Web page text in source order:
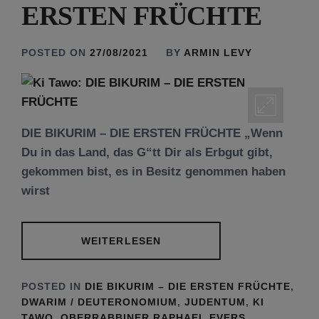
ERSTEN FRÜCHTE
POSTED ON 27/08/2021 BY ARMIN LEVY
DIE BIKURIM – DIE ERSTEN FRÜCHTE „Wenn
Du in das Land, das G“tt Dir als Erbgut gibt,
gekommen bist, es in Besitz genommen haben
wirst
WEITERLESEN
POSTED IN DIE BIKURIM – DIE ERSTEN FRÜCHTE,
DWARIM / DEUTERONOMIUM, JUDENTUM, KI